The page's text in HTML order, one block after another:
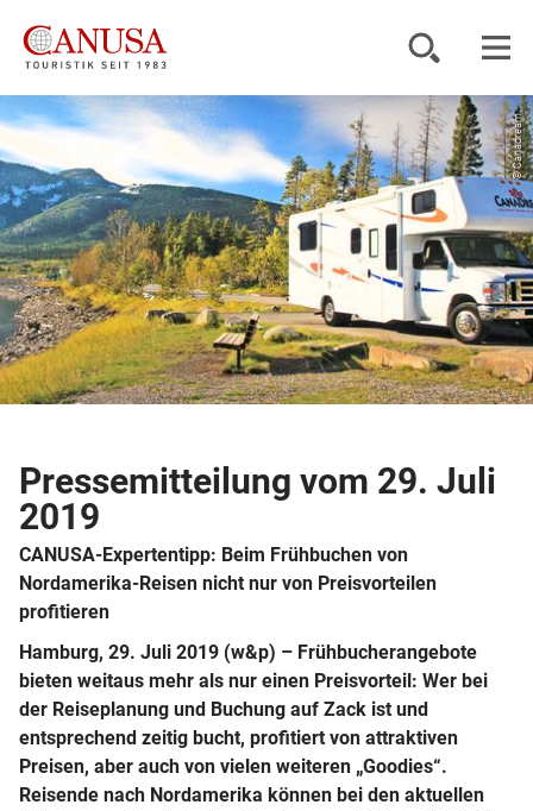
Reiseziele
Reisearten
Inspiration
Service
© Canadream
Pressemitteilung vom 29. Juli
2019
CANUSA-Expertentipp: Beim Frühbuchen von
Nordamerika-Reisen nicht nur von Preisvorteilen
profitieren
Hamburg, 29. Juli 2019 (w&p) – Frühbucherangebote
bieten weitaus mehr als nur einen Preisvorteil: Wer bei
der Reiseplanung und Buchung auf Zack ist und
entsprechend zeitig bucht, profitiert von attraktiven
Preisen, aber auch von vielen weiteren „Goodies“.
Reisende nach Nordamerika können bei den aktuellen